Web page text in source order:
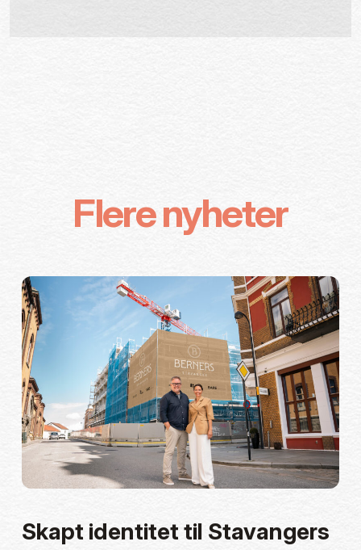
Flere nyheter
Skapt identitet til Stavangers